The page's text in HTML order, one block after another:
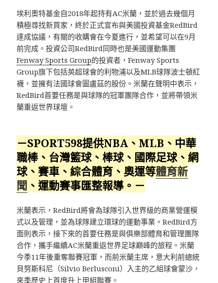
埃利奧特基金自2018年起持有AC米蘭，並於過去幾個月
積極尋找新買家，終於正式宣布與美國投資基金RedBird
達成協議，有關的收購會在今夏進行，並希望可以在9月
前完成。投資公司RedBird同時也是美國運動集團
Fenway Sports Group的投資者，Fenway Sports
Group旗下包括英超球會的利物浦以及MLB球隊波士頓紅
襪，並擁有法國球會圖盧茲的股份。米蘭在聲明中表示，
RedBird首要任務是與球隊的冠軍團隊合作，並將帶領米
蘭重返世界球壇。
－SPORT598提供NBA、MLB、中華
職棒、台灣籃球、棒球、國際足球、網
球、賽車、綜合體育、奧運等體育新
聞 、運動賽事匯整報導。－
米蘭表示，RedBird將會為球隊引入世界級的商業營運模
式以及管理，並為球隊建立環球的運動事業。RedBird方
面則表示，接下來的首要任務是與俱樂部體育和管理團隊
合作，攜手繼續AC米蘭重返世界足球巔峰的旅程。米蘭
今季11年後重奪聯賽冠軍，而前米蘭主席，意大利前總統
貝努斯科尼（Silvio Berlusconi）入主的乙組球會蒙沙，
來季歷史上首度升上甲組聯賽。